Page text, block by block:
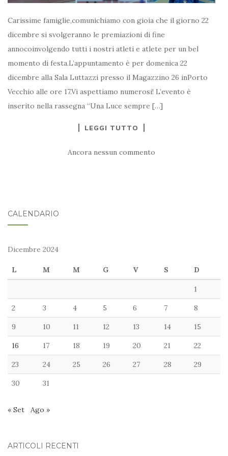
Carissime famiglie,comunichiamo con gioia che il giorno 22
dicembre si svolgeranno le premiazioni di fine
annocoinvolgendo tutti i nostri atleti e atlete per un bel
momento di festa.L’appuntamento è per domenica 22
dicembre alla Sala Luttazzi presso il Magazzino 26 inPorto
Vecchio alle ore 17.Vi aspettiamo numerosi! L’evento è
inserito nella rassegna “Una Luce sempre […]
LEGGI TUTTO
Ancora nessun commento
CALENDARIO
Dicembre 2024
L M M G V S D
1
2 3 4 5 6 7 8
9 10 11 12 13 14 15
16 17 18 19 20 21 22
23 24 25 26 27 28 29
30 31
« Set Ago »
ARTICOLI RECENTI